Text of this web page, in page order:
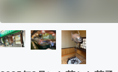
CAMPFIREふるさ